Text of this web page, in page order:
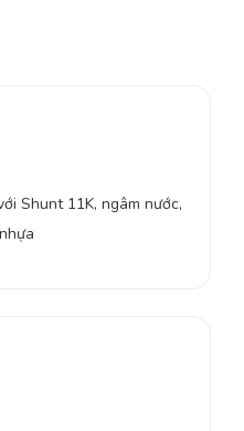
Shunt 11K, ngâm nước,